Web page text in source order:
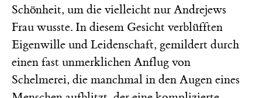
Schönheit, um die vielleicht nur Andrejews
Frau wusste. In diesem Gesicht verblüfften
Eigenwille und Leidenschaft, gemildert durch
einen fast unmerklichen Anflug von
Schelmerei, die manchmal in den Augen eines